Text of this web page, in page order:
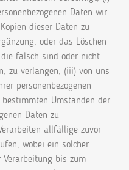
Daten wir
dieser Daten zu
oder das Löschen
die falsch sind oder nicht
zu verlangen, (iii) von uns
personenbezogenen
Umständen der
Daten zu
allfällige zuvor
wobei ein solcher
bis zum